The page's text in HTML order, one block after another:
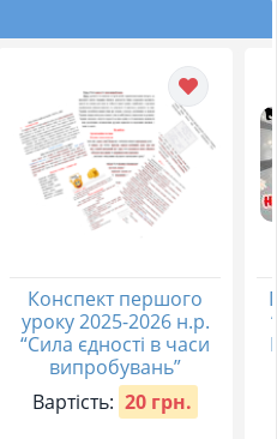
Конспект першого
уроку 2025-2026 н.р.
“Сила єдності в часи
випробувань”
Вартість: 20 грн.